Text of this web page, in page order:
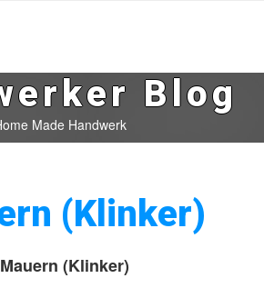
Blog
Made Handwerk
(Klinker)
Mauern (Klinker)